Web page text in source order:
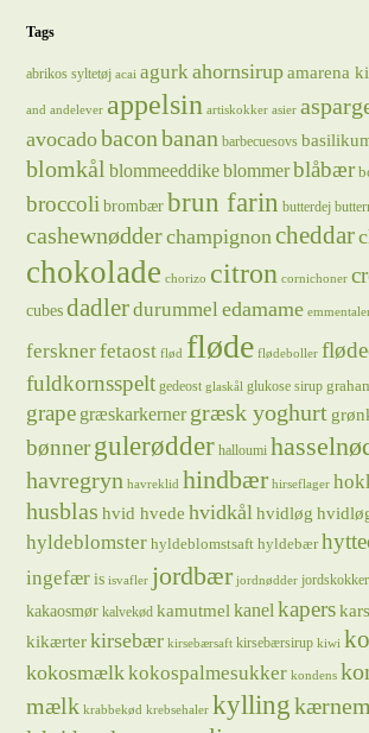
Tags
abrikos syltetøj acai agurkahornsirupamarena
and andelever appelsin artiskokker asier
avocadobaconbanan barbecuesovs
blomkål blommeeddikeblommerblåbær
broccoli brombær brun farin butterdej
cashewnødderchampignoncheddar
chokolade chorizo citron cornichoner
cubes dadlerdurummeledamame
fersknerfetaost flød fløde flødeboller
fuldkornsspelt gedeost glaskål glukose sirup
grape græskarkernergræsk yoghurt
bønnergulerødder halloumi
havregryn havreklid hindbær hirseflager
husblas hvid hvede hvidkålhvidløg
hyldeblomster hyldeblomstsaft hyldebær
ingefær is isvafler jordbær jordnødder jordskokker
kakaosmør kalvekød kamutmel kanelkapers
kikærterkirsebær kirsebærsaft kirsebærsirup kiwi
kokosmælkkokospalmesukker kondens
mælk krabbekød krebsehaler kylling